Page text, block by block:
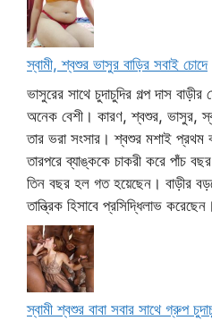
স্বামী, শ্বশুর ভাসুর বাড়ির সবাই চোদে
ভাসুরের সাথে চুদাচুদির গল্প দাস বাড়ীর
অনেক বেশী। কারণ, শ্বশুর, ভাসুর,
তার ভরা সংসার। শ্বশুর মশাই প্রথম
তারপরে ব্যাঙ্ককে চাকরী করে পাঁচ
তিন বছর হল গত হয়েছেন। বাড়ীর
তান্ত্রিক হিসাবে প্রসিদ্ধিলাভ
স্বামী শ্বশুর বাবা সবার সাথে গ্রুপ